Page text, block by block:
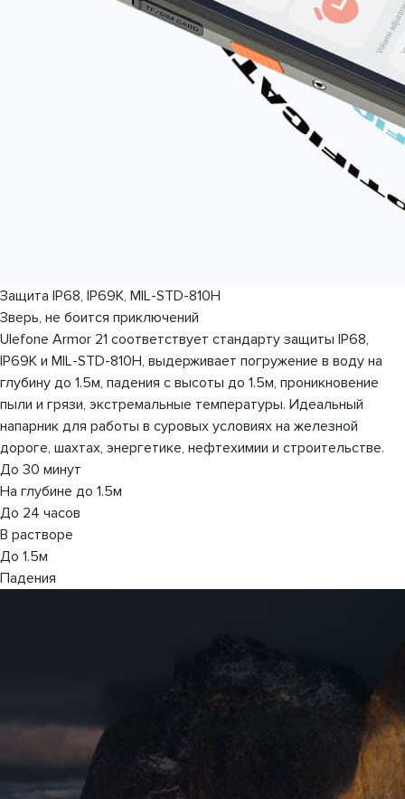
Защита IP68, IP69K, MIL-STD-810H
Зверь, не боится приключений
Ulefone Armor 21 соответствует стандарту защиты IP68,
IP69K и MIL-STD-810H, выдерживает погружение в воду на
глубину до 1.5м, падения с высоты до 1.5м, проникновение
пыли и грязи, экстремальные температуры. Идеальный
напарник для работы в суровых условиях на железной
дороге, шахтах, энергетике, нефтехимии и строительстве.
До 30 минут
На глубине до 1.5м
До 24 часов
В растворе
До 1.5м
Падения